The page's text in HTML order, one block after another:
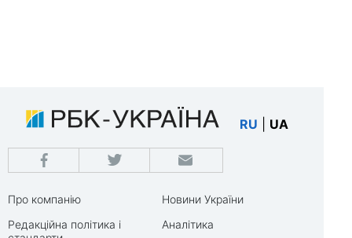
RU UA
Про компанію
Редакційна політика і
Новини України
Аналітика